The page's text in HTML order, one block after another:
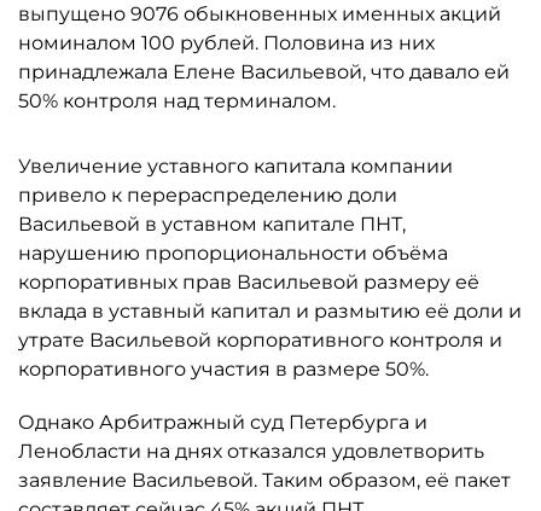
выпущено 9076 обыкновенных именных акций
номиналом 100 рублей. Половина из них
принадлежала Елене Васильевой, что давало ей
50% контроля над терминалом.
Увеличение уставного капитала компании
привело к перераспределению доли
Васильевой в уставном капитале ПНТ,
нарушению пропорциональности объёма
корпоративных прав Васильевой размеру её
вклада в уставный капитал и размытию её доли и
утрате Васильевой корпоративного контроля и
корпоративного участия в размере 50%.
Однако Арбитражный суд Петербурга и
Ленобласти на днях отказался удовлетворить
заявление Васильевой. Таким образом, её пакет